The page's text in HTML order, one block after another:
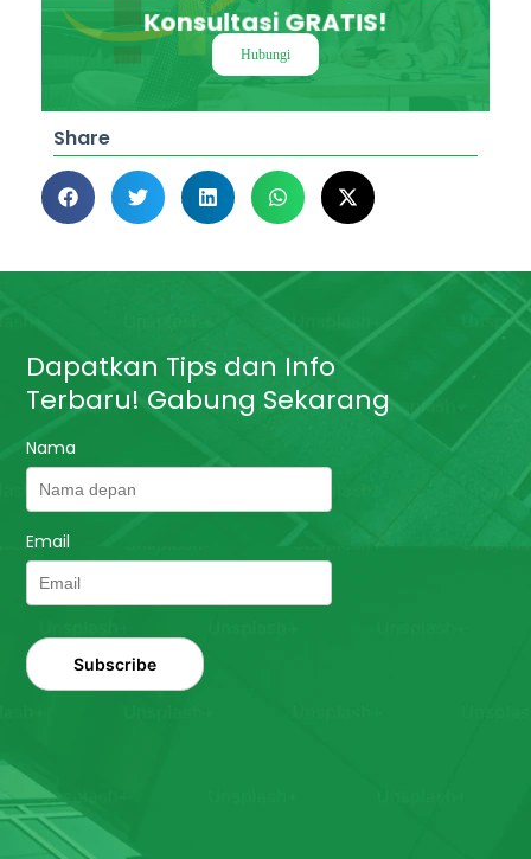
Konsultasi GRATIS!
Hubungi
Share
Dapatkan Tips dan Info
Terbaru! Gabung Sekarang
Nama
Email
Subscribe